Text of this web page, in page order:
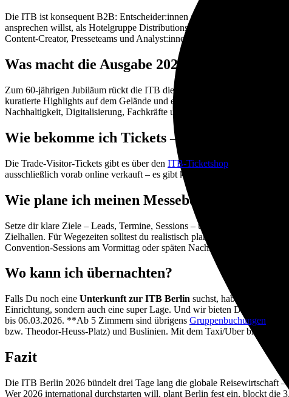
Die ITB ist konsequent B2B: Entscheider:innen aus Tourismus,
ansprechen willst, als Hotelgruppe Distributionspartner triffst, als OTA
Content-Creator, Presseteams und Analyst:innen bietet die Convention
Was macht die Ausgabe 2026 besonders?
Zum 60-jährigen Jubiläum rückt die ITB die Entwicklung der Branche in
kuratierte Highlights auf dem Gelände und eine Kampagne „Future
Nachhaltigkeit, Digitalisierung, Fachkräfte und neue Zielgruppen.
Wie bekomme ich Tickets – und ab wann?
Die Trade-Visitor-Tickets gibt es über den ITB-Ticketshop ; die
ausschließlich vorab online verkauft – es gibt keine Kassen vor Ort!
Wie plane ich meinen Messebesuch am besten?
Setze dir klare Ziele – Leads, Termine, Sessions – und baue darum
Zielhallen. Für Wegezeiten solltest du realistisch planen, insbesondere
Convention-Sessions am Vormittag oder späten Nachmittag.
Wo kann ich übernachten?
Falls Du noch eine Unterkunft zur ITB Berlin suchst, haben wir bei den
Einrichtung, sondern auch eine super Lage. Und wir bieten Dir darüber
bis 06.03.2026. **Ab 5 Zimmern sind übrigens Gruppenbuchungen bei
bzw. Theodor-Heuss-Platz) und Buslinien. Mit dem Taxi/Uber bist Du
Fazit
Die ITB Berlin 2026 bündelt drei Tage lang die globale Reisewirtschaft
Wer 2026 international durchstarten will, plant Berlin fest ein, blockt die